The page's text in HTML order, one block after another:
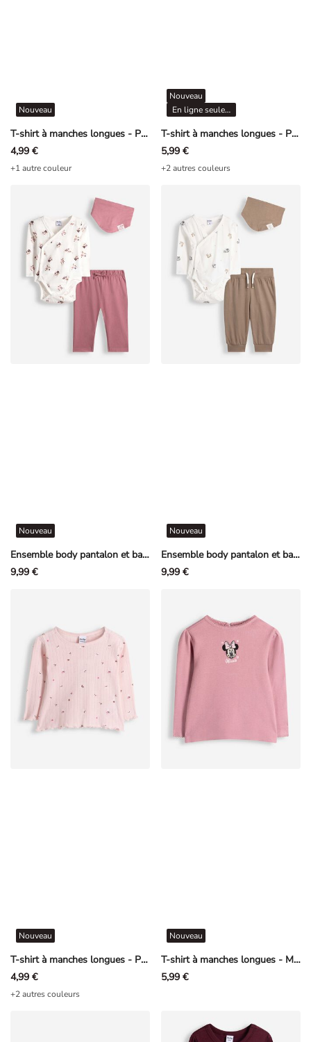
T-shirt à manches longues - Pointelle - rouge foncé
Nouveau
4,99 €
+1 autre couleur
T-shirt à manches longues - Pointelle - Vert
Nouveau
En ligne seulement
5,99 €
+2 autres couleurs
Ensemble body pantalon et bavoir - Coton - Blanc cassé
Nouveau
9,99 €
Ensemble body pantalon et bavoir - Coton - Blanc cassé
Nouveau
9,99 €
T-shirt à manches longues - Pointelle - rosé tendre
Nouveau
4,99 €
+2 autres couleurs
T-shirt à manches longues - Minnie Mouse - rosé tendre
Nouveau
5,99 €